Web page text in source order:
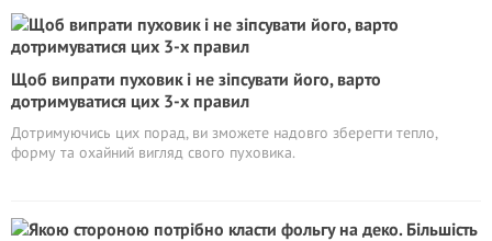
Щоб випрати пуховик і не зіпсувати його, варто
дотримуватися цих 3-х правил
Дотримуючись цих порад, ви зможете надовго зберегти тепло,
форму та охайний вигляд свого пуховика.